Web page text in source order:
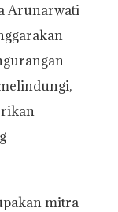
Arunarwati
mitra